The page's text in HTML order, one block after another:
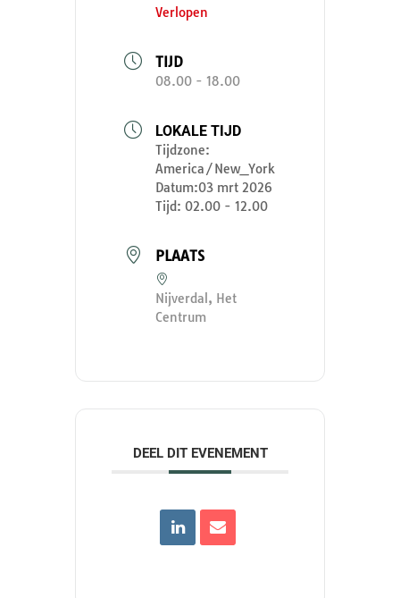
Verlopen
TIJD
08.00 - 18.00
LOKALE TIJD
Tijdzone:
America/New_York
Datum:03 mrt 2026
Tijd: 02.00 - 12.00
PLAATS
Nijverdal, Het
Centrum
DEEL DIT EVENEMENT